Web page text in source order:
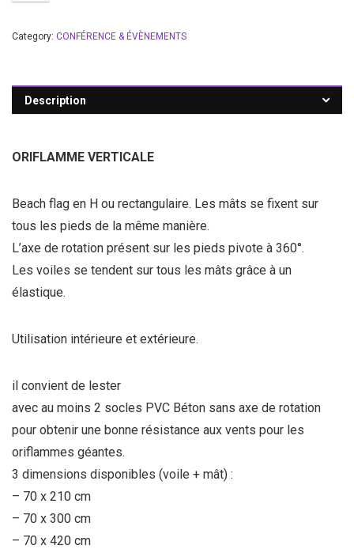
Category: CONFÉRENCE & ÉVÈNEMENTS
Description
ORIFLAMME VERTICALE
Beach flag en H ou rectangulaire. Les mâts se fixent sur
tous les pieds de la même manière.
L’axe de rotation présent sur les pieds pivote à 360°.
Les voiles se tendent sur tous les mâts grâce à un
élastique.
Utilisation intérieure et extérieure.
il convient de lester
avec au moins 2 socles PVC Béton sans axe de rotation
pour obtenir une bonne résistance aux vents pour les
oriflammes géantes.
3 dimensions disponibles (voile + mât) :
– 70 x 210 cm
– 70 x 300 cm
– 70 x 420 cm